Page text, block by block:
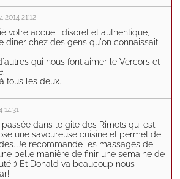
21:12
votre accueil discret et authentique,
dîner chez des gens qu'on connaissait
qui nous font aimer le Vercors et
tous les deux.
14:31
dans le gite des Rimets qui est
une savoureuse cuisine et permet de
Je recommande les massages de
belle manière de finir une semaine de
:) Et Donald va beaucoup nous